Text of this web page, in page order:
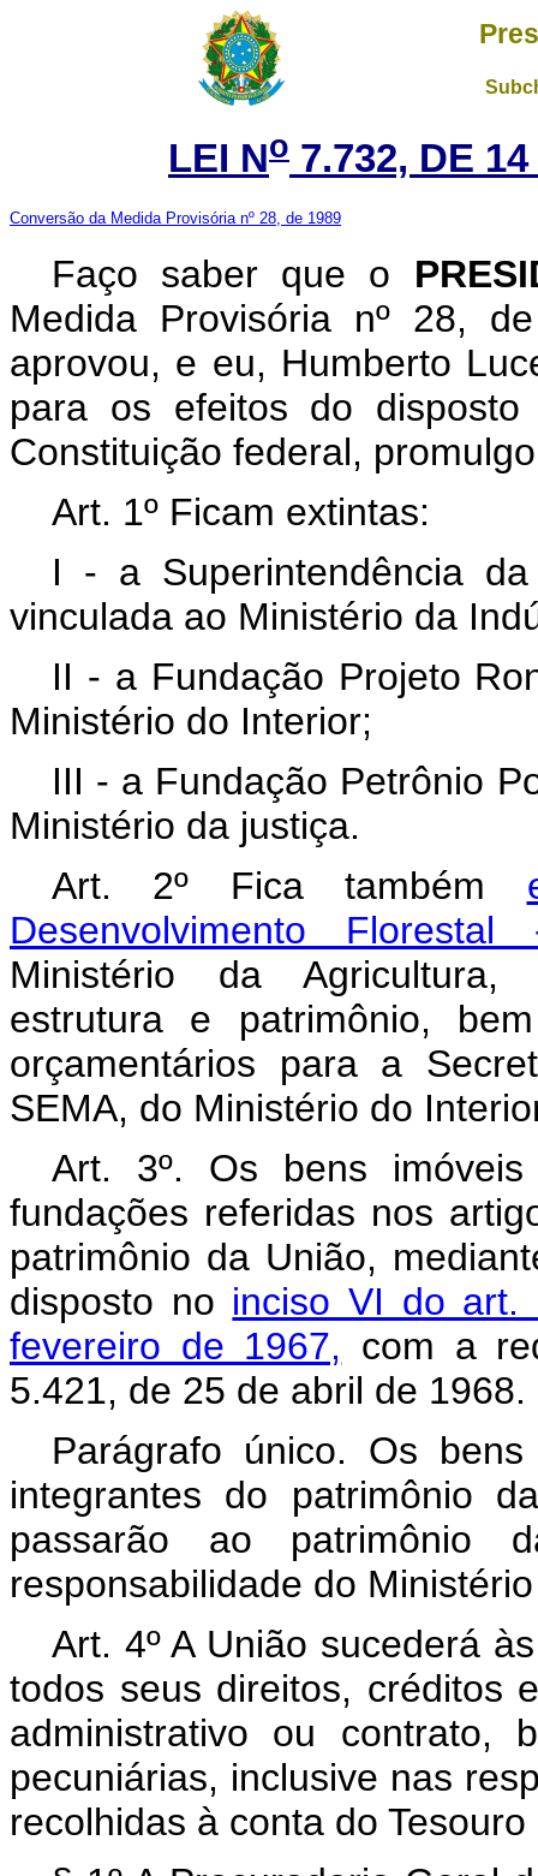
LEI No 7.732, DE
Conversão da Medida Provisória nº 28, de 1989
Faço saber que o
Medida Provisória nº 28,
aprovou, e eu, Humberto
para os efeitos do
Constituição federal,
Art. 1º Ficam extintas:
I - a Superintendência
vinculada ao Ministério da
II - a Fundação Projeto
Ministério do Interior;
III - a Fundação Petrônio
Ministério da justiça.
Art. 2º Fica também
Desenvolvimento
Ministério da Agricultura,
estrutura e patrimônio,
orçamentários para a
SEMA, do Ministério do
Art. 3º. Os bens
fundações referidas nos
patrimônio da União,
disposto no inciso VI do art.
fevereiro de 1967, com a
5.421, de 25 de abril de 1968.
Parágrafo único. Os
integrantes do patrimônio
passarão ao patrimônio
responsabilidade do
Art. 4º A União sucederá
todos seus direitos, créditos
administrativo ou contrato,
pecuniárias, inclusive nas
recolhidas à conta do